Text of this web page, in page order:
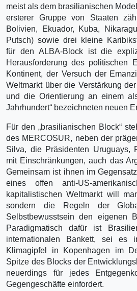
meist als dem brasilianischen
ersterer Gruppe von Staaten
Bolivien, Ekuador, Kuba,
Putsch) sowie drei kleine
für den ALBA-Block ist die
Herausforderung des politischen
Kontinent, der Versuch der
Weltmarkt über die Verstärkung
und die Orientierung an einem
Jahrhundert“ bezeichneten neuen
Für den „brasilianischen Block“
des MERCOSUR, neben der
Silva, die Präsidenten Uruguays,
mit Einschränkungen, auch das
Gemeinsam ist ihnen im
eines offen anti-US-
kapitalistischen Weltmarkt will
sondern die Regeln der
Selbstbewusstsein den eigenen
Paradigmatisch dafür ist
internationalen Bankett, sei
Klimagipfel in Kopenhagen im
Spitze des Blocks der
neuerdings für jedes
Gegengeschäfte einfordert.